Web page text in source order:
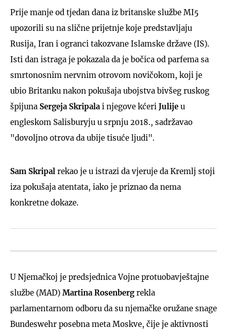
Prije manje od tjedan dana iz britanske službe MI5
upozorili su na slične prijetnje koje predstavljaju
Rusija, Iran i ogranci takozvane Islamske države (IS).
Isti dan istraga je pokazala da je bočica od parfema sa
smrtonosnim nervnim otrovom novičokom, koji je
ubio Britanku nakon pokušaja ubojstva bivšeg ruskog
špijuna Sergeja Skripala i njegove kćeri Julije u
engleskom Salisburyju u srpnju 2018., sadržavao
"dovoljno otrova da ubije tisuće ljudi".
Sam Skripal rekao je u istrazi da vjeruje da Kremlj stoji
iza pokušaja atentata, iako je priznao da nema
konkretne dokaze.
U Njemačkoj je predsjednica Vojne protuobavještajne
službe (MAD) Martina Rosenbergrekla
parlamentarnom odboru da su njemačke oružane snage
Bundeswehr posebna meta Moskve, čije je aktivnosti